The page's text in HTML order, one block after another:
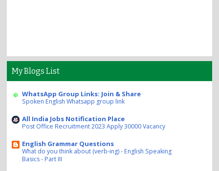
My Blogs List
WhatsApp Group Links: Join & Share
Spoken English Whatsapp group link
All India Jobs Notification Place
Post Office Recruitment 2023 Apply 30000 Vacancy
English Grammar Questions
What do you think about (verb-ing) - English Speaking
Basics - Part III